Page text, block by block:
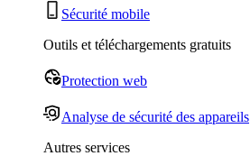
Sécurité mobile
Outils et téléchargements gratuits
Protection web
Analyse de sécurité des appareils
Autres services